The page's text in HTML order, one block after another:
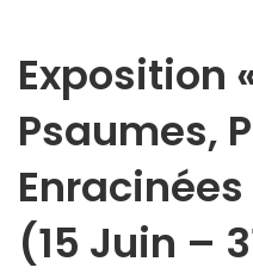
Exposition
Psaumes,
(15 Juin –